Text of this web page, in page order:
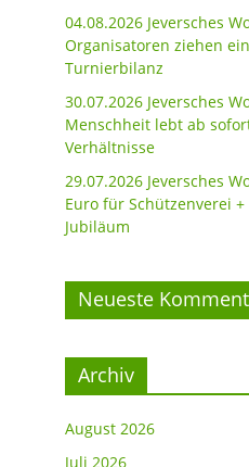
04.08.2026 Jeversches
Organisatoren ziehen
Turnierbilanz
30.07.2026 Jeversches
Menschheit lebt ab
Verhältnisse
29.07.2026 Jeversches
Euro für Schützenverei
Jubiläum
Neueste
Archiv
August 2026
Juli 2026